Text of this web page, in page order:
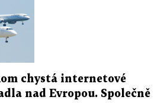
chystá internetové
nad Evropou. Společně